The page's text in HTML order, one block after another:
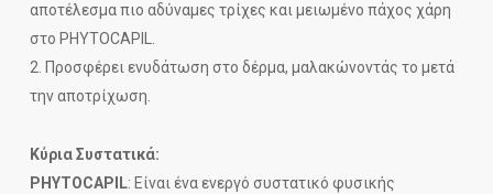
αποτέλεσμα πιο αδύναμες τρίχες και μειωμένο πάχος χάρη
στο PHYTOCAPIL.
2. Προσφέρει ενυδάτωση στο δέρμα, μαλακώνοντάς το μετά
την αποτρίχωση.
Κύρια Συστατικά:
PHYTOCAPIL: Είναι ένα ενεργό συστατικό φυσικής